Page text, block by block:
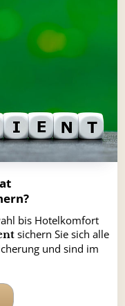
bis Hotelkomfort
sichern Sie sich alle
und sind im